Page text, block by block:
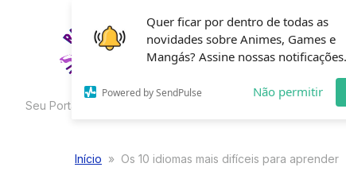
Quer ficar por dentro de todas as
novidades sobre Animes, Games e
Mangás? Assine nossas notificações.
Powered by SendPulse Não permitir
Seu Portal de Curiosidades
HOME
Início » Os 10 idiomas mais difíceis para aprender